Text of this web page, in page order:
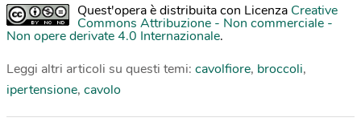
Quest'opera è distribuita con Licenza Creative
Commons Attribuzione - Non commerciale -
Non opere derivate 4.0 Internazionale.
Leggi altri articoli su questi temi: cavolfiore, broccoli,
ipertensione, cavolo